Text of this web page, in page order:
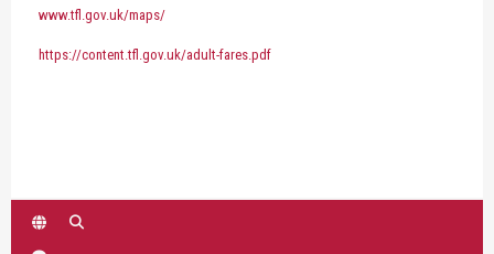
www.tfl.gov.uk/maps/
https://content.tfl.gov.uk/adult-fares.pdf